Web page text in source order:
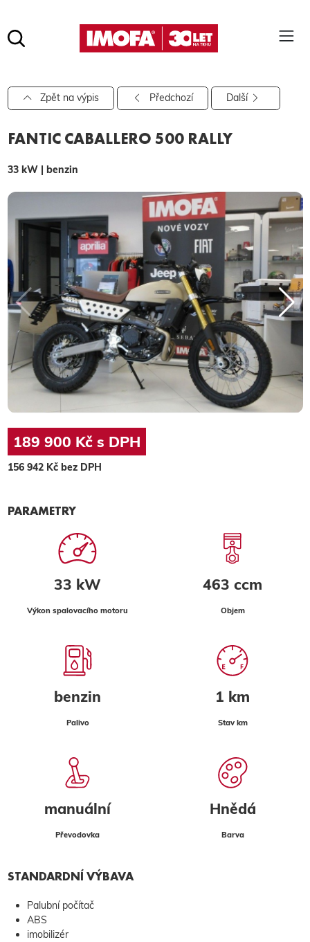
hledat
Pro vyhledávání zadejte alespoň 3 znaky.
Zpět na výpis Předchozí Další
FANTIC CABALLERO 500 RALLY
33 kW | benzin
189 900 Kč s DPH
156 942 Kč bez DPH
PARAMETRY
33 kW
Výkon spalovacího motoru
463 ccm
Objem
benzin
Palivo
1 km
Stav km
manuální
Převodovka
Hnědá
Barva
STANDARDNÍ VÝBAVA
Palubní počítač
ABS
imobilizér